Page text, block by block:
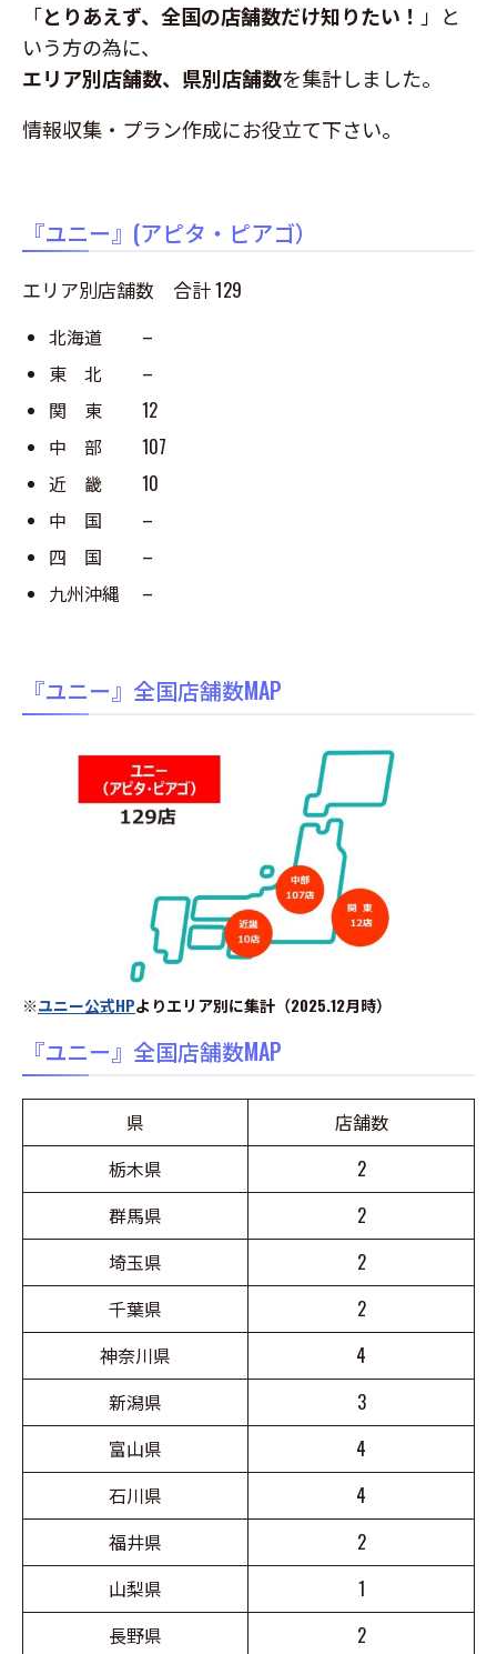
「とりあえず、全国の店舗数だけ知りたい！ 」と
いう方の為に、
エリア別店舗数、県別店舗数を集計しました。
情報収集・プラン作成にお役立て下さい。
『ユニー』(アピタ・ピアゴ）
エリア別店舗数 合計 129
北海道 –
東 北 –
関 東 12
中 部 107
近 畿 10
中 国 –
四 国 –
九州沖縄 –
『ユニー』全国店舗数MAP
※ユニー公式HPよりエリア別に集計（2025.12月時）
『ユニー』全国店舗数MAP
県
店舗数
栃木県
2
群馬県
2
埼玉県
2
千葉県
2
神奈川県
4
新潟県
3
富山県
4
石川県
4
福井県
2
山梨県
1
長野県
2